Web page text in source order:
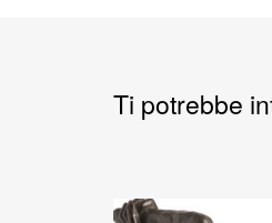
Ti potrebbe